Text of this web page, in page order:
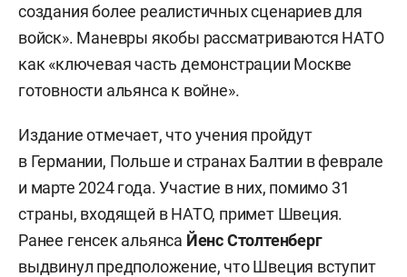
создания более реалистичных сценариев для
войск». Маневры якобы рассматриваются НАТО
как «ключевая часть демонстрации Москве
готовности альянса к войне».
Издание отмечает, что учения пройдут
в Германии, Польше и странах Балтии в феврале
и марте 2024 года. Участие в них, помимо 31
страны, входящей в НАТО, примет Швеция.
Ранее генсек альянса Йенс Столтенберг
выдвинул предположение, что Швеция вступит